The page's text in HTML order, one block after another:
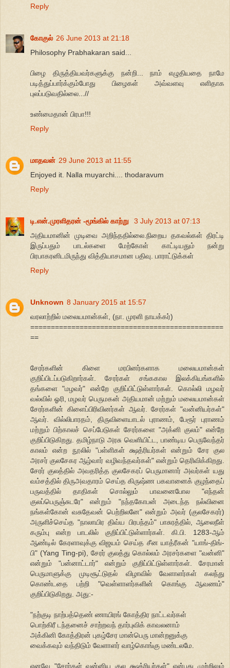
Reply
கோகுல் 26 June 2013 at 21:18
Philosophy Prabhakaran said...
பிழை திருத்தியவர்களுக்கு நன்றி... நாம் எழுதியதை நாமே
படித்துப்பார்க்கும்போது பிழைகள் அவ்வளவு எளிதாக
புலப்படுவதில்லை...//
உண்மைதான் பிரபா!!!
Reply
மாதவன் 29 June 2013 at 11:55
Enjoyed it. Nalla muyarchi.... thodaravum
Reply
டி.என்.முரளிதரன் -மூங்கில் காற்று
3 July 2013 at 07:13
அதியமானின் முடிவை அறிந்ததில்லை.நிறைய தகவல்கள் திரட்டி
இருப்பதும் பாடல்களை மேற்கோள் காட்டியதும் நன்று
பிரபாகரனிடமிருந்து வித்தியாசமான பதிவு. பாராட்டுக்கள்
Reply
Unknown 8 January 2015 at 15:57
வரலாற்றில் மலையமான்கள், (நா. முரளி நாயக்கர்)
===============================================
==
சேரர்களின் கிளை மரபினர்களாக மலையமான்கள்
குறிப்பிடப்படுகிறார்கள். சேரர்கள் சங்ககால இலக்கியங்களில்
தங்களை "மழவர்" என்றே குறிப்பிட்டுள்ளார்கள். கொல்லி மழவர்
வல்வில் ஓரி, மழவர் பெருமகன் அதியமான் மற்றும் மலையமான்கள்
சேரர்களின் கிளைப்பிரிவினர்கள் ஆவர். சேரர்கள் "வன்னியர்கள்"
ஆவர். வில்லிபாரதம், திருவிளையாடல் புராணம், பேரூர் புராணம்
மற்றும் பிற்காலச் செப்பேடுகள் சேரர்களை "அக்னி குலம்" என்றே
குறிப்பிடுகிறது. தமிழ்நாடு அரசு வெளியிட்ட, பாண்டிய பெருவேந்தர்
காலம் என்ற நூலில் "பள்ளிகள் க்ஷத்ரியர்கள் என்றும் சேர குல
அரசர் குலசேகர ஆழ்வார் வழிவந்தவர்கள்" என்றும் தெரிவிக்கிறது.
சேரர் குலத்தில் அவதரித்த குலசேகரப் பெருமானார் அவர்கள் யது
வம்சத்தில் திருஅவதாரம் செய்த கிருஷ்ண பகவானைக் குழந்தைப்
பருவத்தில் தாதிகள் சொல்லும் பாவனைபோல "எந்தன்
குலப்பெருஞ்சுடரே" என்றும் "நந்தகோபன் அடைந்த நல்வினை
நங்கள்கோன் வசுதேவன் பெற்றிலனே" என்றும் அவர் (குலசேகரர்)
அருளிச்செய்த "நாலாயிர திவ்ய பிரபந்தம்" பாசுரத்தில், ஆலைநீள்
கரும்பு என்ற பாடலில் குறிப்பிட்டுள்ளார்கள். கி.பி. 1283-ஆம்
ஆண்டில் கேரளாவுக்கு விஜயம் செய்த சீன யாத்ரீகன் "யாங்-திங்-
பி" (Yang Ting-pi), சேரர் குலத்து கொல்லம் அரசர்களை "வன்னி"
என்றும் "பன்னாட்டார்" என்றும் குறிப்பிட்டுள்ளார்கள். சேரமான்
பெருமாளுக்கு முடிசூட்டுதல் விழாவில் வேளாளர்கள் கலந்து
கொண்டதை பற்றி "வெள்ளாளர்களின் கொங்கு ஆவணம்"
குறிப்பிடுகிறது. அது:-
"நற்குடி நாற்பத்தெண் ணாயிரங் கோத்திர நாட்டவர்கள்
பொற்கிரீ டந்தனைச் சாற்றவந் தார்புவிக் காவலனாம்
அக்கினி கோத்திரன் புகழ்சேர மான்பெரு மான்றனுக்கு
வைக்கவும் வந்திடும் வேளாளர் வாழ்கொங்கு மண்டலமே.
எனவே "சேரர்கள் வன்னிய குல க்ஷத்ரியர்கள்" என்பது முற்றிலும்